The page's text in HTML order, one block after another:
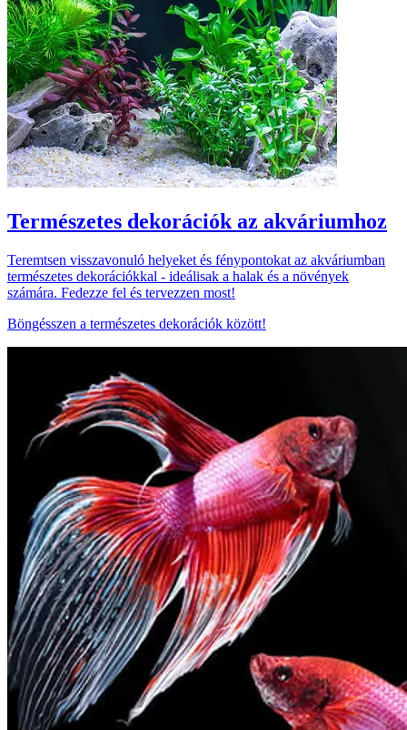
Természetes dekorációk az akváriumhoz
Teremtsen visszavonuló helyeket és fénypontokat az akváriumban
természetes dekorációkkal - ideálisak a halak és a növények
számára. Fedezze fel és tervezzen most!
Böngésszen a természetes dekorációk között!